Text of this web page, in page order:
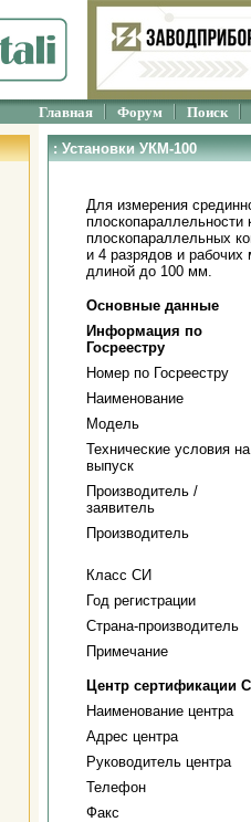
Главная Форум Поиск
: Установки УКМ-100
Для измерения
плоскопараллельных
и 4 разрядов и рабочих
длиной до 100 мм.
Основные данные
Информация по
Госреестру
Номер по Госреестру
Наименование
Модель
Технические условия на
выпуск
Производитель /
заявитель
Производитель
Класс СИ
Год регистрации
Страна-производитель
Примечание
Центр сертификации
Наименование центра
Адрес центра
Руководитель центра
Телефон
Факс